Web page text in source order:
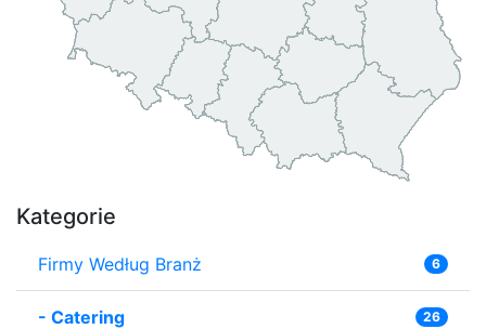
Kategorie
Firmy Według Branż 6
- Catering 26